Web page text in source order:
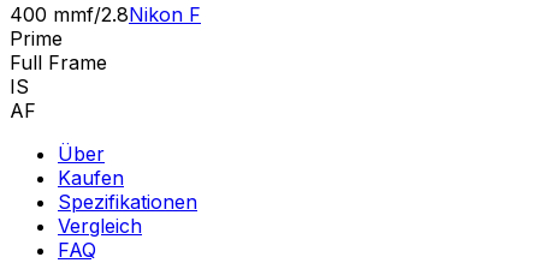
400 mmf/2.8Nikon F
Prime
Full Frame
IS
AF
Über
Kaufen
Spezifikationen
Vergleich
FAQ